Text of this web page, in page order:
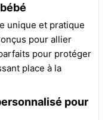
unique et pratique
pour allier
pour protéger
place à la
pour